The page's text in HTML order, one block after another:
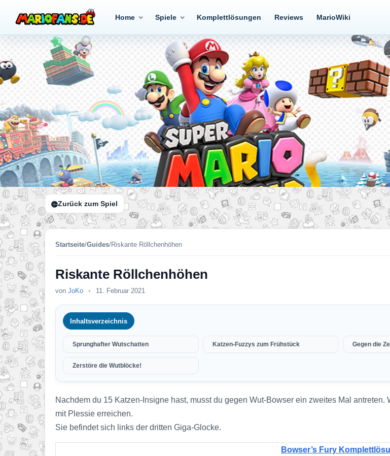
Home Spiele Komplettlösungen Reviews MarioWiki
Zurück zum Spiel
Startseite/Guides/Riskante Röllchenhöhen
Riskante Röllchenhöhen
von JoKo • 11. Februar 2021
Inhaltsverzeichnis
Sprunghafter Wutschatten Katzen-Fuzzys zum Frühstück Gegen die
Zerstöre die Wutblöcke!
Nachdem du 15 Katzen-Insigne hast, musst du gegen Wut-Bowser ein zweites Mal
mit Plessie erreichen.
Sie befindet sich links der dritten Giga-Glocke.
Bowser’s Fury